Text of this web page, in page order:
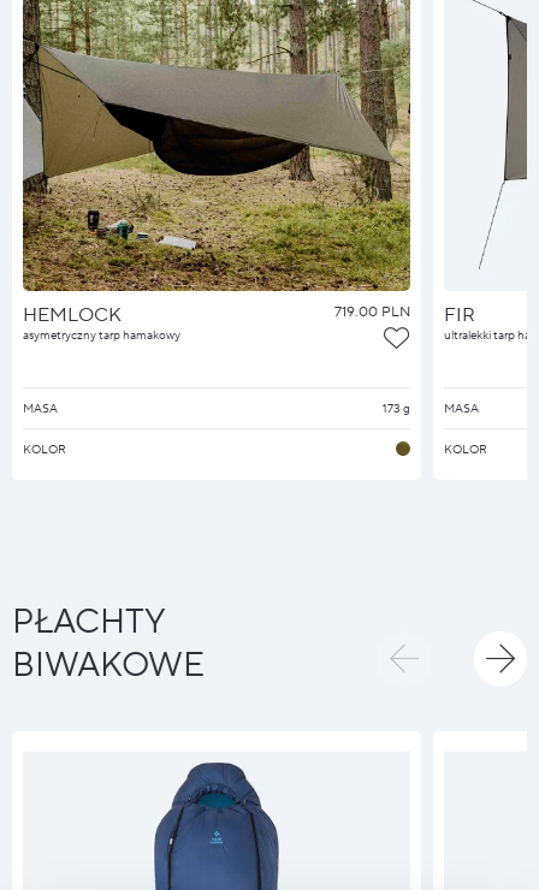
719.00 PLN
HEMLOCK
asymetryczny tarp hamakowy
MASA 173 g
KOLOR
FIR
ultralekki tarp
MASA
KOLOR
PŁACHTY
BIWAKOWE